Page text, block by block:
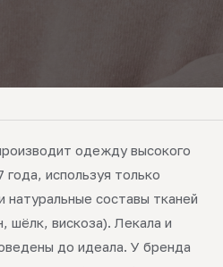
одежду высокого
года, используя только
натуральные составы тканей
шёлк, вискоза). Лекала и
до идеала. У бренда